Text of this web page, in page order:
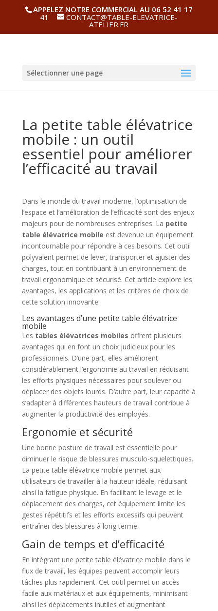
APPELEZ NOTRE COMMERCIAL AU 06 52 41 17
41
CONTACT@TABLE-ELEVATRICE-
ATELIER.FR
Sélectionner une page
La petite table élévatrice
mobile : un outil
essentiel pour améliorer
l’efficacité au travail
Dans le monde du travail moderne, l’optimisation de
l’espace et l’amélioration de l’efficacité sont des enjeux
majeurs pour de nombreuses entreprises. La petite
table élévatrice mobile est devenue un équipement
incontournable pour répondre à ces besoins. Cet outil
polyvalent permet de lever, transporter et ajuster des
charges, tout en contribuant à un environnement de
travail ergonomique et sécurisé. Cet article explore les
avantages, les applications et les critères de choix de
cette solution innovante.
Les avantages d’une petite table élévatrice
mobile
Les tables élévatrices mobiles offrent plusieurs
avantages qui en font un choix judicieux pour les
professionnels. D’une part, elles améliorent
considérablement l’ergonomie au travail en réduisant
les efforts physiques nécessaires pour soulever ou
déplacer des objets lourds. D’autre part, leur capacité à
s’adapter à différentes hauteurs de travail contribue à
augmenter la productivité des employés.
Ergonomie et sécurité
Une bonne posture de travail est essentielle pour
diminuer le risque de blessures musculo-squelettiques.
La petite table élévatrice mobile permet aux
utilisateurs de travailler à la hauteur idéale, réduisant
ainsi la fatigue physique. En facilitant le levage et le
déplacement des charges, cet équipement limite les
gestes répétitifs et les efforts excessifs qui peuvent
entraîner des blessures à long terme.
Gain de temps et d’efficacité
En intégrant une petite table élévatrice mobile dans le
flux de travail, les équipes peuvent accomplir leurs
tâches plus rapidement. Cet outil permet un accès
facile aux matériaux et aux équipements, minimisant
ainsi les déplacements inutiles et augmentant